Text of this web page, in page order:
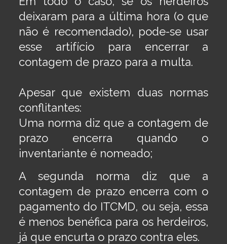
deixaram para a última hora (o que
não é recomendado), pode-se usar
esse artifício para encerrar a
contagem de prazo para a multa.
Apesar que existem duas normas
conflitantes:
Uma norma diz que a contagem de
prazo encerra quando o
inventariante é nomeado;
A segunda norma diz que a
contagem de prazo encerra com o
pagamento do ITCMD, ou seja, essa
é menos benéfica para os herdeiros,
já que encurta o prazo contra eles.